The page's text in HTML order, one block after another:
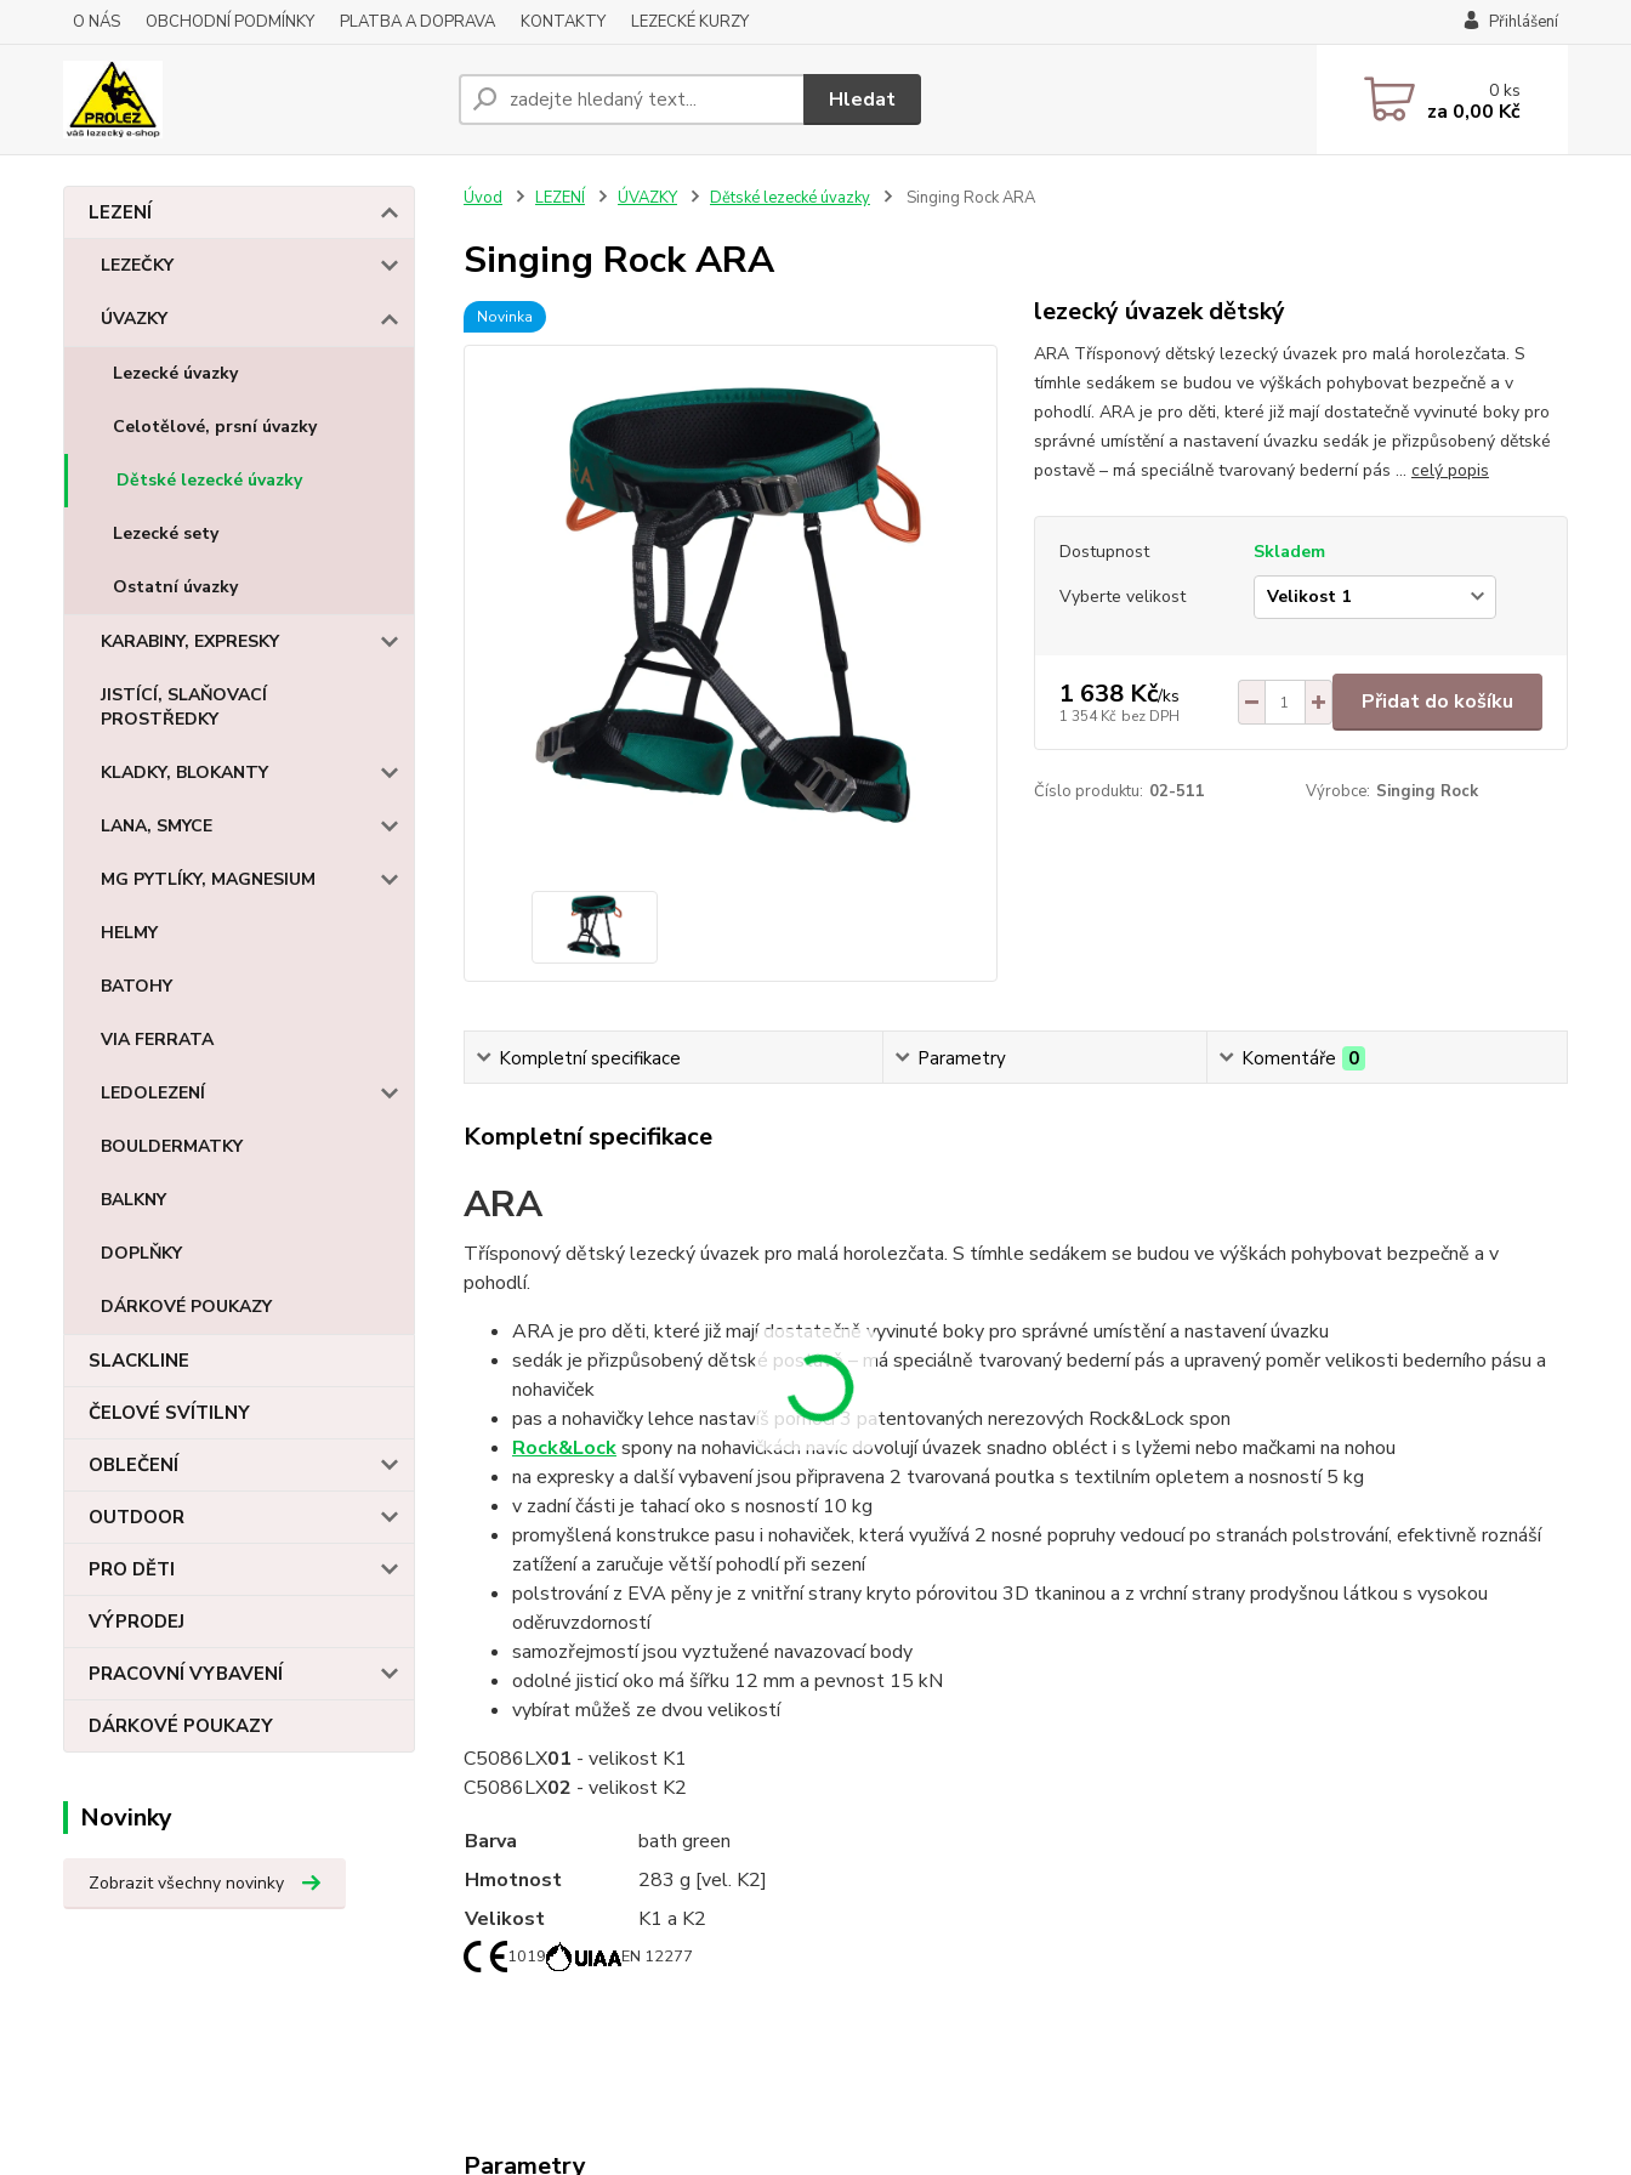
O NÁS OBCHODNÍ PODMÍNKY PLATBA A DOPRAVA KONTAKTY LEZECKÉ KURZY Přihlášení
Hledat 0ks
za 0,00 Kč
LEZENÍ
LEZEČKY
ÚVAZKY
Lezecké úvazky
Celotělové, prsní úvazky
Dětské lezecké úvazky
Lezecké sety
Ostatní úvazky
KARABINY, EXPRESKY
JISTÍCÍ, SLAŇOVACÍ
PROSTŘEDKY
KLADKY, BLOKANTY
LANA, SMYCE
MG PYTLÍKY, MAGNESIUM
HELMY
BATOHY
VIA FERRATA
LEDOLEZENÍ
BOULDERMATKY
BALKNY
DOPLŇKY
DÁRKOVÉ POUKAZY
SLACKLINE
ČELOVÉ SVÍTILNY
OBLEČENÍ
OUTDOOR
PRO DĚTI
VÝPRODEJ
PRACOVNÍ VYBAVENÍ
DÁRKOVÉ POUKAZY
Novinky
Zobrazit všechny novinky
Úvod LEZENÍ ÚVAZKY Dětské lezecké úvazky Singing Rock ARA
Singing Rock ARA
Novinka lezecký úvazek dětský
ARA Třísponový dětský lezecký úvazek pro malá horolezčata. S
tímhle sedákem se budou ve výškách pohybovat bezpečně a v
pohodlí. ARA je pro děti, které již mají dostatečně vyvinuté boky pro
správné umístění a nastavení úvazku sedák je přizpůsobený dětské
postavě – má speciálně tvarovaný bederní pás ... celý popis
Dostupnost
Skladem
Vyberte velikost
1 638 Kč/ks
1 354 Kč bez DPH
Přidat do košíku
Číslo produktu: 02-511 Výrobce: Singing Rock
Kompletní specifikace Parametry Komentáře 0
Kompletní specifikace
ARA
Třísponový dětský lezecký úvazek pro malá horolezčata. S tímhle sedákem se budou ve výškách pohybovat bezpečně a v
pohodlí.
ARA je pro děti, které již mají dostatečně vyvinuté boky pro správné umístění a nastavení úvazku
sedák je přizpůsobený dětské postavě – má speciálně tvarovaný bederní pás a upravený poměr velikosti bederního pásu a
nohaviček
pas a nohavičky lehce nastavíš pomocí 3 patentovaných nerezových Rock&Lock spon
Rock&Lockspony na nohavičkách navíc dovolují úvazek snadno obléct i s lyžemi nebo mačkami na nohou
na expresky a další vybavení jsou připravena 2 tvarovaná poutka s textilním opletem a nosností 5 kg
v zadní části je tahací oko s nosností 10 kg
promyšlená konstrukce pasu i nohaviček, která využívá 2 nosné popruhy vedoucí po stranách polstrování, efektivně roznáší
zatížení a zaručuje větší pohodlí při sezení
polstrování z EVA pěny je z vnitřní strany kryto pórovitou 3D tkaninou a z vrchní strany prodyšnou látkou s vysokou
oděruvzdorností
samozřejmostí jsou vyztužené navazovací body
odolné jisticí oko má šířku 12 mm a pevnost 15 kN
vybírat můžeš ze dvou velikostí
C5086LX01 - velikost K1
C5086LX02 - velikost K2
Barva
bath green
Hmotnost
283 g [vel. K2]
Velikost
K1 a K2
1019 EN 12277
Parametry